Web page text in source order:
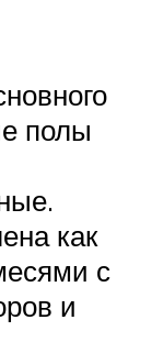
полы
как
с
и